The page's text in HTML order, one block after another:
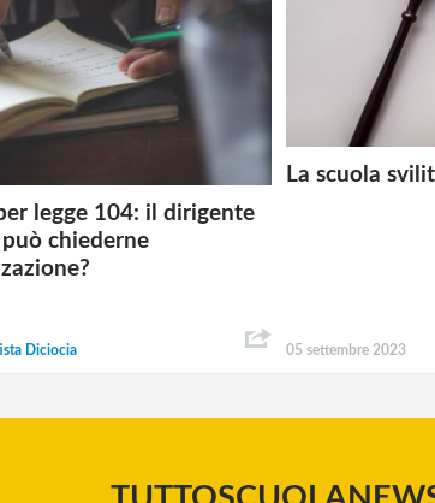
legge 104: il dirigente
chiederne
Diciocia
La scuola
05 settembre 2023